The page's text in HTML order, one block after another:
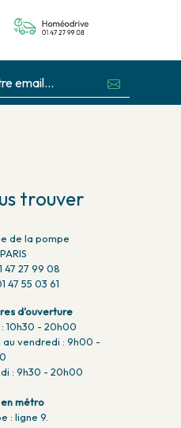
trouver
de la pompe
47 27 99 08
47 55 03 61
d'ouverture
: 10h30 - 20h00
au vendredi : 9h00 -
: 9h30 - 20h00
métro
: ligne 9.